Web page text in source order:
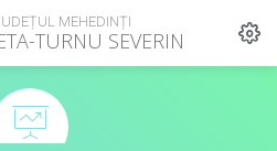
MEHEDINȚI
TURNU SEVERIN